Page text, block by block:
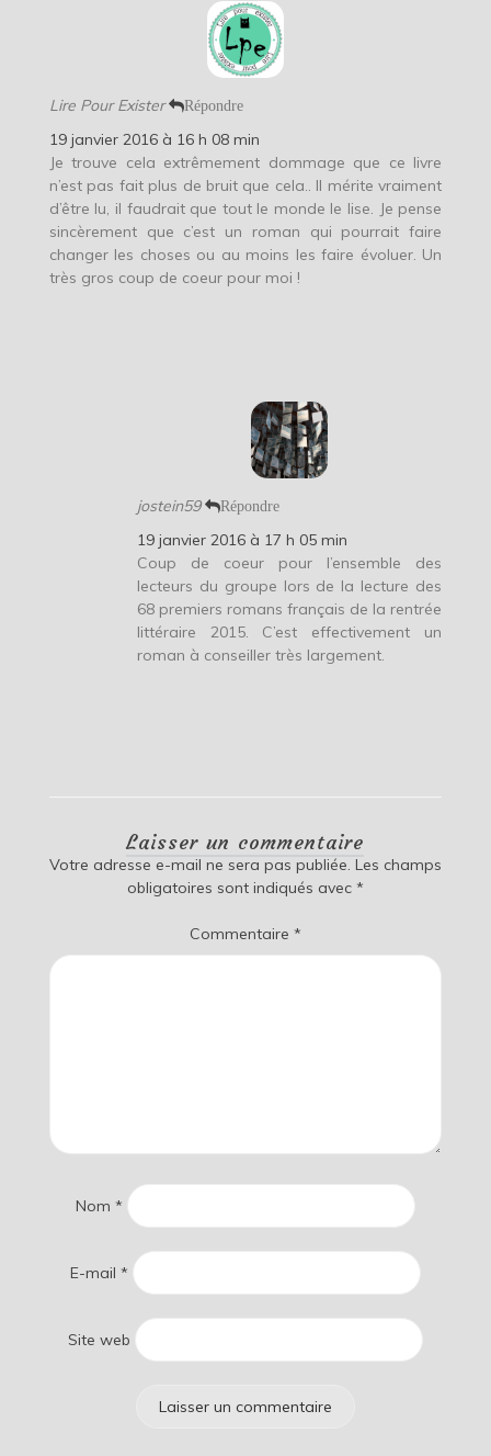
Lire Pour Exister Répondre
19 janvier 2016 à 16 h 08 min
Je trouve cela extrêmement dommage que ce livre
n’est pas fait plus de bruit que cela.. Il mérite vraiment
d’être lu, il faudrait que tout le monde le lise. Je pense
sincèrement que c’est un roman qui pourrait faire
changer les choses ou au moins les faire évoluer. Un
très gros coup de coeur pour moi !
jostein59 Répondre
19 janvier 2016 à 17 h 05 min
Coup de coeur pour l’ensemble des
lecteurs du groupe lors de la lecture des
68 premiers romans français de la rentrée
littéraire 2015. C’est effectivement un
roman à conseiller très largement.
Laisser un commentaire
Votre adresse e-mail ne sera pas publiée. Les champs
obligatoires sont indiqués avec *
Commentaire *
Nom *
E-mail *
Site web